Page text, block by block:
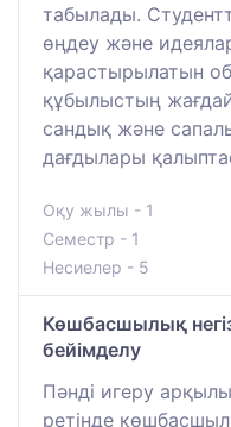
табылады.
өңдеу және
қарастырылатын
құбылыстың
сандық және
дағдылары
Оқу жылы - 1
Семестр - 1
Несиелер - 5
Көшбасшылық
бейімделу
Пәнді игеру
ретінде